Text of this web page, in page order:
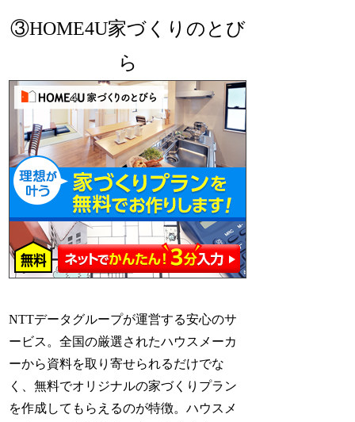
③HOME4U家づくりのとび
ら
NTTデータグループが運営する安心のサ
ービス。全国の厳選されたハウスメーカ
ーから資料を取り寄せられるだけでな
く、無料でオリジナルの家づくりプラン
を作成してもらえるのが特徴。ハウスメ